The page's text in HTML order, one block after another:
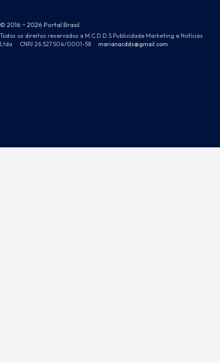
© 2016 ~ 2026 Portal Brasil
Todos os direitos reservados a M.C.D.D.S Publicidade Marketing e Notícias
Ltda · CNPJ 26.527.504/0001-58 · marianacdds@gmail.com